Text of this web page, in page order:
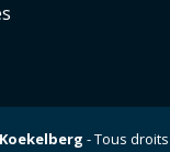
- Tous